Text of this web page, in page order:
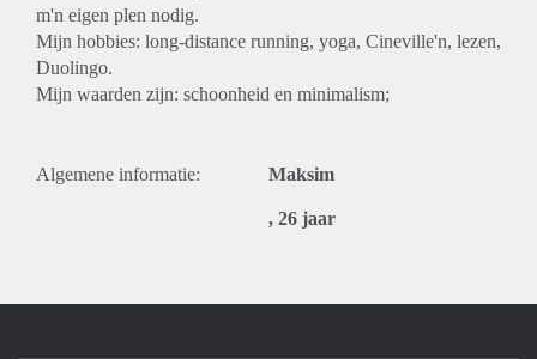
m'n eigen plen nodig.
Mijn hobbies: long-distance running, yoga, Cineville'n, lezen,
Duolingo.
Mijn waarden zijn: schoonheid en minimalism;
Algemene informatie: Maksim
, 26 jaar